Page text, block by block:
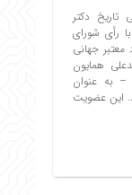
دکتر
رأی شورای
معتبر جهانی
همایون
– به عنوان
این عضویت